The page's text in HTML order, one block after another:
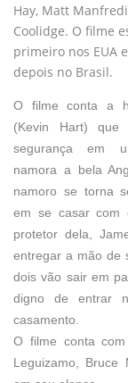
Hay, Matt
Coolidge. O filme
primeiro nos EUA
depois no Brasil.
O filme conta a
(Kevin Hart) que
segurança em
namora a bela
namoro se torna
em se casar com
protetor dela,
entregar a mão de
dois vão sair em
digno de entrar
casamento.
O filme conta
Leguizamo, Bruce